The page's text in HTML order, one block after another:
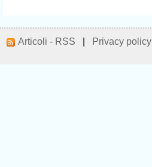
Articoli - RSS Privacy policy